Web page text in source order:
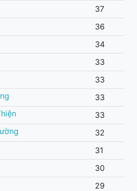
37
36
34
33
33
33
33
32
31
30
29